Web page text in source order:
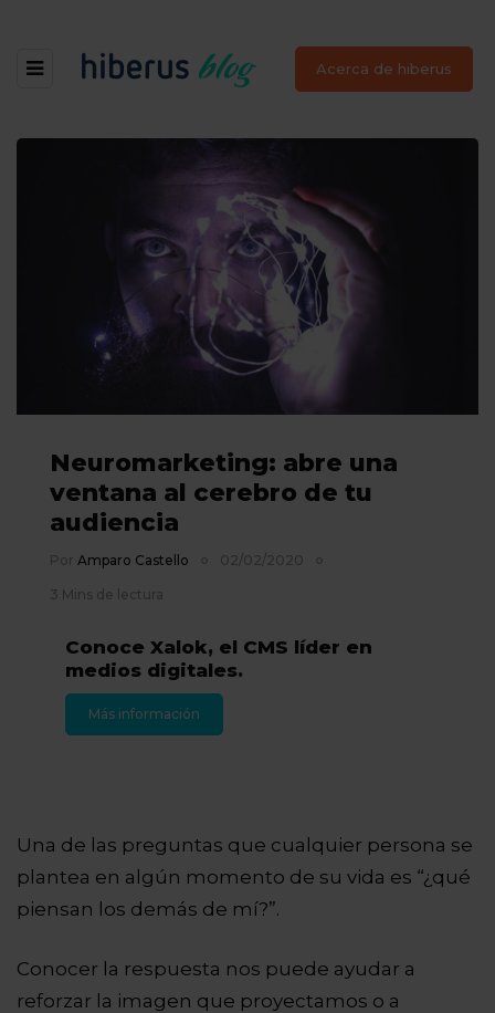
Acerca de hiberus
Neuromarketing: abre una
ventana al cerebro de tu
audiencia
Por Amparo Castello 02/02/2020
3 Mins de lectura
Conoce Xalok, el CMS líder en
medios digitales.
Más información
Una de las preguntas que cualquier persona se
plantea en algún momento de su vida es “¿qué
piensan los demás de mí?”.
Conocer la respuesta nos puede ayudar a
reforzar la imagen que proyectamos o a